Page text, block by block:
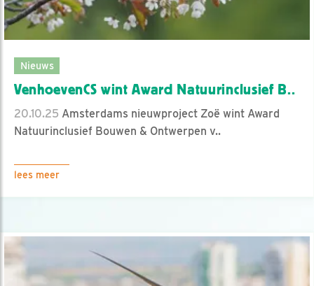
Nieuws
VenhoevenCS wint Award Natuurinclusief B..
20.10.25 Amsterdams nieuwproject Zoë wint Award
Natuurinclusief Bouwen & Ontwerpen v..
lees meer